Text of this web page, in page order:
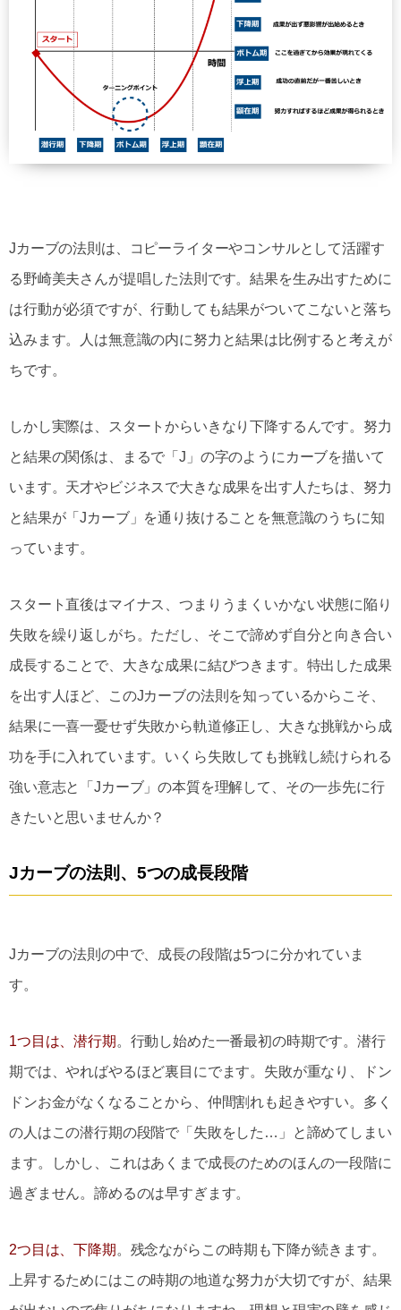
Jカーブの法則は、コピーライターやコンサルとして活躍す
る野崎美夫さんが提唱した法則です。結果を生み出すために
は行動が必須ですが、行動しても結果がついてこないと落ち
込みます。人は無意識の内に努力と結果は比例すると考えが
ちです。
しかし実際は、スタートからいきなり下降するんです。努力
と結果の関係は、まるで「J」の字のようにカーブを描いて
います。 天才やビジネスで大きな成果を出す人たちは、努力
と結果が「Jカーブ」を通り抜けることを無意識のうちに知
っています。
スタート直後はマイナス、つまりうまくいかない状態に陥り
失敗を繰り返しがち。ただし、そこで諦めず自分と向き合い
成長することで、大きな成果に結びつきます。特出した成果
を出す人ほど、このJカーブの法則を知っているからこそ、
結果に一喜一憂せず失敗から軌道修正し、大きな挑戦から成
功を手に入れています。いくら失敗しても挑戦し続けられる
強い意志と「Jカーブ」の本質を理解して、その一歩先に行
きたいと思いませんか？
Jカーブの法則、5つの成長段階
Jカーブの法則の中で、成長の段階は5つに分かれていま
す。
1つ目は、潜行期 。行動し始めた一番最初の時期です。潜行
期では、やればやるほど裏目にでます。失敗が重なり、ドン
ドンお金がなくなることから、仲間割れも起きやすい。多く
の人はこの潜行期の段階で「失敗をした…」と諦めてしまい
ます。しかし、これはあくまで成長のためのほんの一段階に
過ぎません。諦めるのは早すぎます。
2つ目は、下降期 。残念ながらこの時期も下降が続きます。
上昇するためにはこの時期の地道な努力が大切ですが、結果